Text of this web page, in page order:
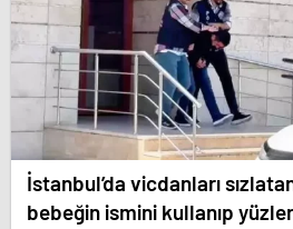
İstanbul’da vicdanları
bebeğin ismini kullanıp